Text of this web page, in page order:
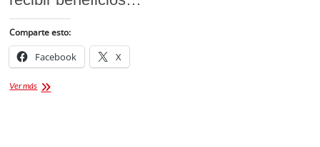
Comparte esto:
Facebook X
Ver másMARATÓN